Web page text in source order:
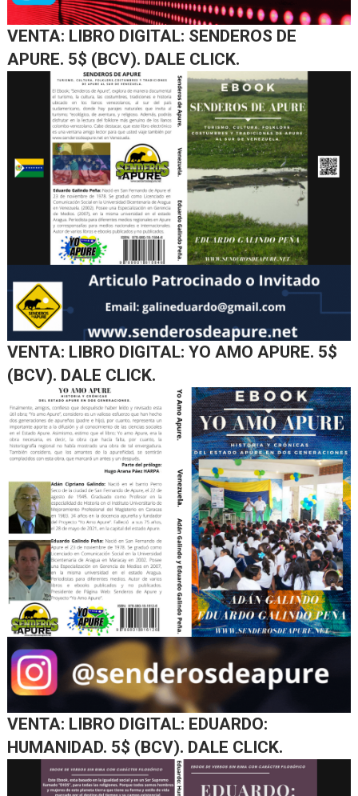
VENTA: LIBRO DIGITAL: SENDEROS DE
APURE. 5$ (BCV). DALE CLICK.
VENTA: LIBRO DIGITAL: YO AMO APURE. 5$
(BCV). DALE CLICK.
VENTA: LIBRO DIGITAL: EDUARDO:
HUMANIDAD. 5$ (BCV). DALE CLICK.